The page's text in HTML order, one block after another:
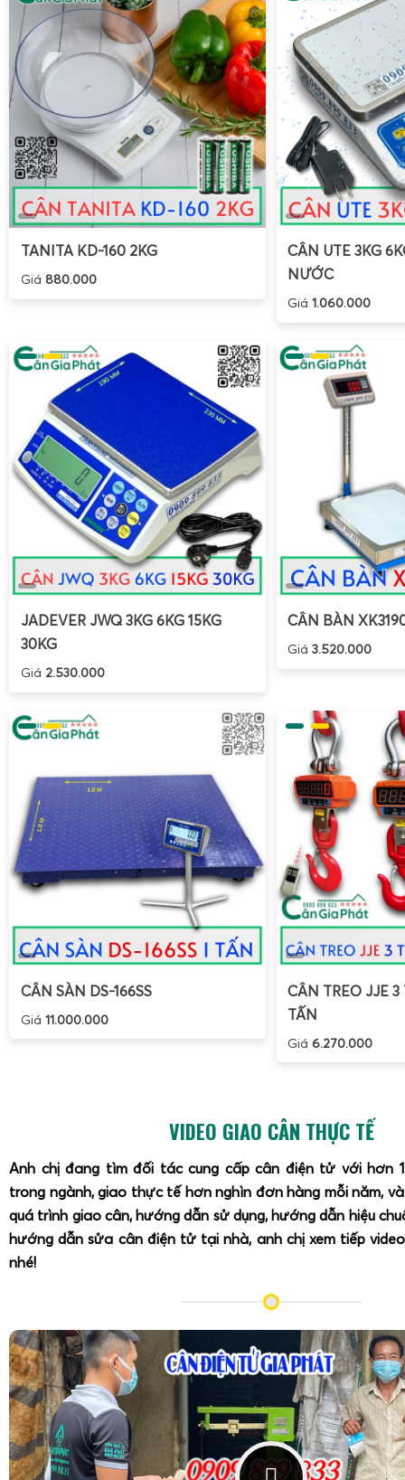
Để khai thác tối đa độ bền và độ chính xác của
cân điện
200kg 300kg 500kg liền khối, người dùng cần nắm vững
và lưu ý trong quá trình vận hành.
Các bước sử dụng cơ bản
Đặt cân đúng vị trí
: Chọn mặt phẳng cứng, chắc,
gần nguồn nhiệt, nguồn rung, quạt công suất lớn.
tiếp xúc đều với mặt sàn.
Kết nối nguồn : Cắm adapter vào nguồn 220V nếu
đảm bảo pin đã được sạc đầy trước khi sử dụng lưu
Zero cân
: Nếu màn hình không về 0, nhấn phím
trạng thái không tải.
Trừ bì (Tare)
: Đặt bao, thùng, lồng trống lên bàn
phím TARE. Màn hình về 0, lúc này cân chỉ hiển thị
bên trong.
Tiến hành cân: Cho hàng hóa lên cân (nông sản, phế
riêng, hạt điều, cà phê, tiêu, heo trong lồng), chờ
quả.
Giữ số (nếu cần): Với hàng hóa hoặc vật nuôi còn
dụng chức năng HOLD (nếu được kích hoạt) để giữ
Tắt cân: Sau khi sử dụng, nhấn ON/OFF để tắt,
liên tục khi không cần thiết, giúp tăng tuổi thọ pin.
nước tương đương IP55.
Không quá tải: tránh đặt hàng hóa vượt quá
dụ cân 300kg không nên đặt trên 360–390kg).
Tránh va đập mạnh, ném vật nặng từ trên cao xuống
Vệ sinh định kỳ, tránh để bụi, nông sản, phế liệu kẹt
cơ khí.
Sạc pin đúng cách, không để pin cạn kiệt hoàn toàn
Hướng dẫn hiệu chuẩn cân điện tử XK3190-T7E
Hướng dẫn hiệu chuẩn cân điện tử XK3190-T7Egiúp người
di dời vị trí, hoặc thay loadcell, thay bộ chỉ thị.
Điện Tử Gia Phát để được cung cấp hướng dẫn chính xác.
200kg, 300kg, 500kg), chuẩn bị quả cân hoặc tổ
nhận, tối thiểu 1/3 đến 1/2 tải trọng tối đa.
Đặt cân ở vị trí ổn định
: Mặt phẳng cứng, không
nhiệt độ ổn định.
(thường là phím ZERO + TARE hoặc phím chuyên
vào menu CAL (tùy phiên bản).
Nhập mật khẩu (nếu có): Một số phiên bản yêu
người dùng cần được cung cấp từ nhà cung cấp.
Hiệu chuẩn không tải
: Khi màn hình yêu cầu, đảm
phím xác nhận để lưu giá trị không tải.
Hiệu chuẩn tải chuẩn : Đặt quả cân chuẩn lên bàn
TANITA KD-160 2KG
Giá 880.000
CÂN UTE 3KG
NƯỚC
Giá1.060.000
JADEVER JWQ 3KG 6KG 15KG
30KG
Giá 2.530.000
CÂN BÀN
Giá3.520.000
CÂN SÀN DS-166SS
Giá 11.000.000
CÂN TREO JJE
TẤN
Giá6.270.000
VIDEO GIAO CÂN THỰC TẾ
Anh chị đang tìm đối tác cung cấp cân điện tử với hơn
trong ngành, giao thực tế hơn nghìn đơn hàng mỗi năm,
quá trình giao cân, hướng dẫn sử dụng, hướng dẫn hiệu
hướng dẫn sửa cân điện tử tại nhà, anh chị xem tiếp
nhé!